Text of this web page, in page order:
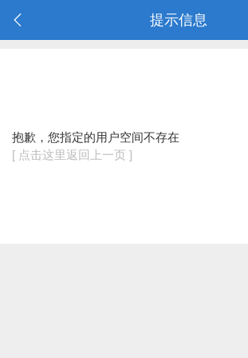
提示信息
抱歉，您指定的用户空间不存在
[ 点击这里返回上一页 ]